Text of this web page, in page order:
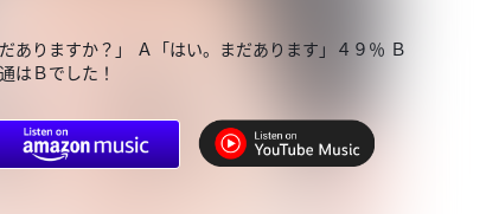
ありますか？」 Ａ「はい。まだあります」４９％ Ｂ
はＢでした！